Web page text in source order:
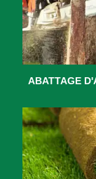
ABATTAGE